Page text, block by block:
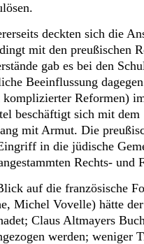
deckten sich die
mit den preußischen
gab es bei den
Beeinflussung
komplizierter Reformen)
beschäftigt sich mit
mit Armut. Die
in die jüdische
Rechts- und
auf die französische
Michel Vovelle) hätte
Claus Altmayers
werden; weniger